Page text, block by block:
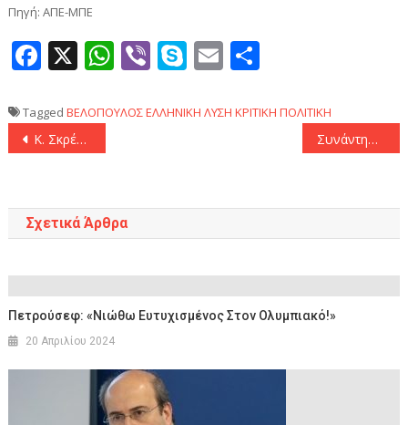
Πηγή: ΑΠΕ-ΜΠΕ
Facebook
X WhatsApp
ViberSkype
Email
Tagged ΒΕΛΟΠΟΥΛΟΣΕΛΛΗΝΙΚΗ ΛΥΣΗ ΚΡΙΤΙΚΗ ΠΟΛΙΤΙΚΗ
Πλοήγηση
Κ. Σκρέκας: «Ο Αλέξης Τσίπρας αρνείται να κάνει την αυτοκριτική του» Συνάντηση του Υπουργού Περιβάλλοντος και Ενέργειας Στ. Παπασταύρου με τη Διοίκηση της ΔΕΠΑ Εμπορίας
Σχετικά Άρθρα
Πετρούσεφ: «Νιώθω Ευτυχισμένος Στον Ολυμπιακό!»
20 Απριλίου 2024